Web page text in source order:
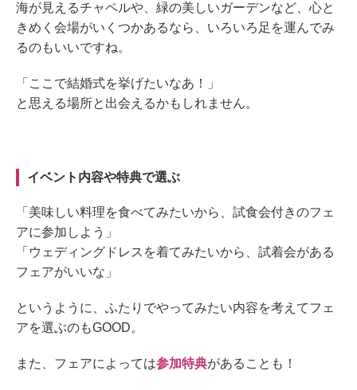
海が見えるチャペルや、緑の美しいガーデンなど、心と
きめく会場がいくつかあるなら、いろいろ足を運んでみ
るのもいいですね。
「ここで結婚式を挙げたいなあ！」
と思える場所と出会えるかもしれません。
イベント内容や特典で選ぶ
「美味しい料理を食べてみたいから、試食会付きのフェ
アに参加しよう」
「ウェディングドレスを着てみたいから、試着会がある
フェアがいいな」
というように、ふたりでやってみたい内容を考えてフェ
アを選ぶのもGOOD。
また、フェアによっては参加特典があることも！